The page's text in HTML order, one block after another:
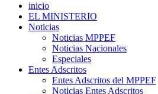
inicio
EL MINISTERIO
Noticias
Noticias MPPEF
Noticias Nacionales
Especiales
Entes Adscritos
Entes Adscritos del MPPEF
Noticias Entes Adscritos